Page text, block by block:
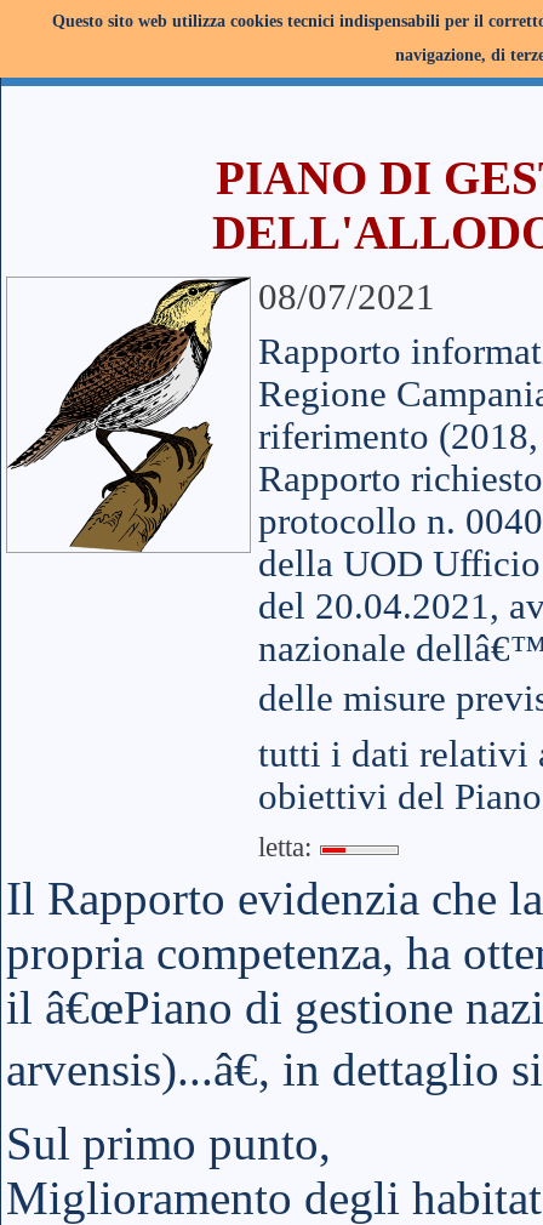
PIANO DI
08/07/2021
Rapporto
Regione
riferimento
Rapporto
protocollo n.
della UOD
del 20.04.2021,
nazionale
delle misure
tutti i dati relativi
obiettivi del
letta:
Il Rapporto evidenzia che
propria competenza, ha
il â€œPiano di gestione
arvensis)...â€, in dettaglio
Sul primo punto,
Miglioramento degli
Questo sito web utilizza cookies tecnici indispensabili per il
navigazione, di